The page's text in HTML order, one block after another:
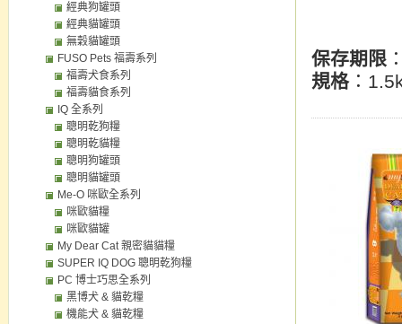
保存期限
規格：
經典狗罐頭
經典貓罐頭
無穀貓罐頭
FUSO Pets 福壽系列
福壽犬食系列
福壽貓食系列
IQ 全系列
聰明乾狗糧
聰明乾貓糧
聰明狗罐頭
聰明貓罐頭
Me-O 咪歐全系列
咪歐貓糧
咪歐貓罐
My Dear Cat 親密貓貓糧
SUPER IQ DOG 聰明乾狗糧
PC 博士巧思全系列
黑博犬 & 貓乾糧
機能犬 & 貓乾糧